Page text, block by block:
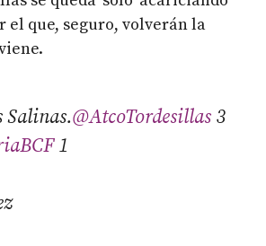
el que, seguro, volverán la
Salinas.@AtcoTordesillas 3
1